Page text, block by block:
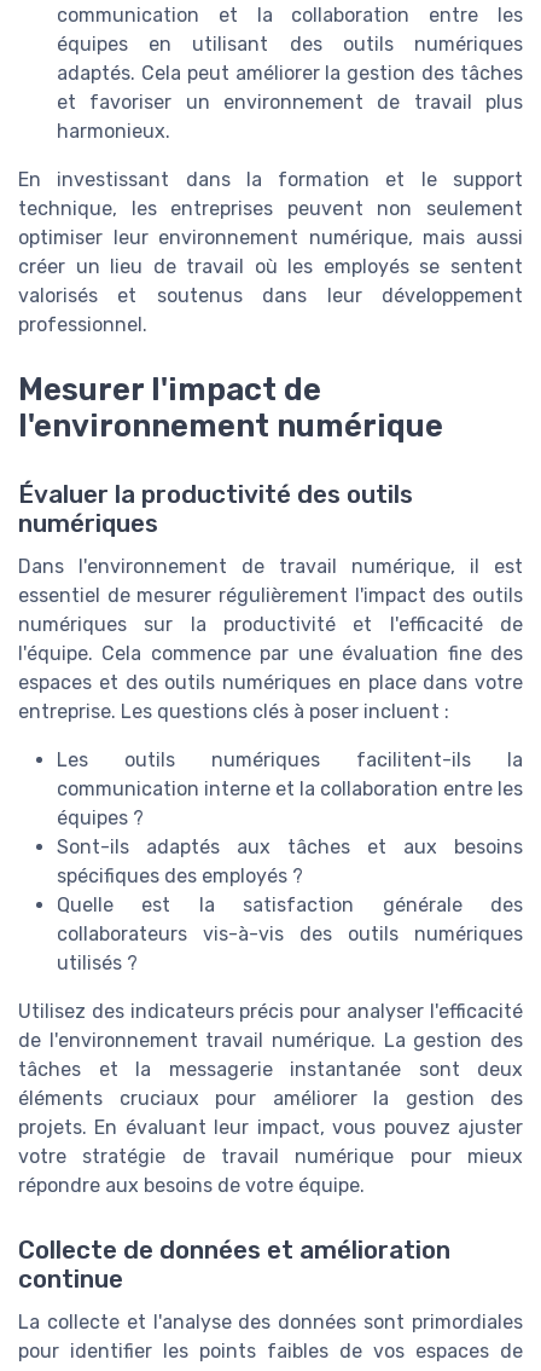
communication et la collaboration entre les
équipes en utilisant des outils numériques
adaptés. Cela peut améliorer la gestion des tâches
et favoriser un environnement de travail plus
harmonieux.
En investissant dans la formation et le support
technique, les entreprises peuvent non seulement
optimiser leur environnement numérique, mais aussi
créer un lieu de travail où les employés se sentent
valorisés et soutenus dans leur développement
professionnel.
Mesurer l'impact de
l'environnement numérique
Évaluer la productivité des outils
numériques
Dans l'environnement de travail numérique, il est
essentiel de mesurer régulièrement l'impact des outils
numériques sur la productivité et l'efficacité de
l'équipe. Cela commence par une évaluation fine des
espaces et des outils numériques en place dans votre
entreprise. Les questions clés à poser incluent :
Les outils numériques facilitent-ils la
communication interne et la collaboration entre les
équipes ?
Sont-ils adaptés aux tâches et aux besoins
spécifiques des employés ?
Quelle est la satisfaction générale des
collaborateurs vis-à-vis des outils numériques
utilisés ?
Utilisez des indicateurs précis pour analyser l'efficacité
de l'environnement travail numérique. La gestion des
tâches et la messagerie instantanée sont deux
éléments cruciaux pour améliorer la gestion des
projets. En évaluant leur impact, vous pouvez ajuster
votre stratégie de travail numérique pour mieux
répondre aux besoins de votre équipe.
Collecte de données et amélioration
continue
La collecte et l'analyse des données sont primordiales
pour identifier les points faibles de vos espaces de